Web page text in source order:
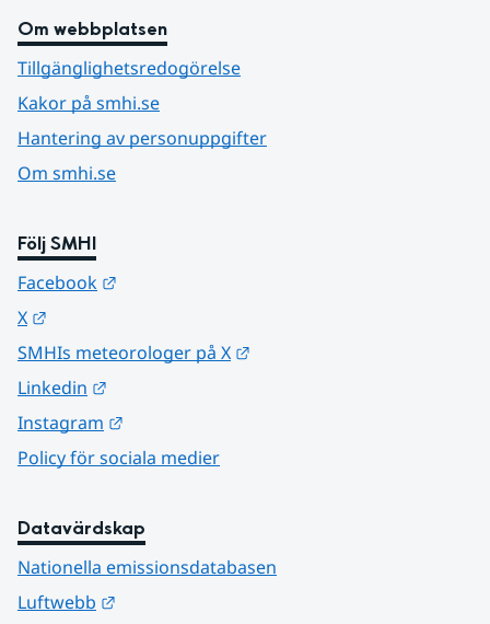
Om webbplatsen
Tillgänglighetsredogörelse
Kakor på smhi.se
Hantering av personuppgifter
Om smhi.se
Följ SMHI
Facebook
X
SMHIs meteorologer på X
Linkedin
Instagram
Policy för sociala medier
Datavärdskap
Nationella emissionsdatabasen
Luftwebb